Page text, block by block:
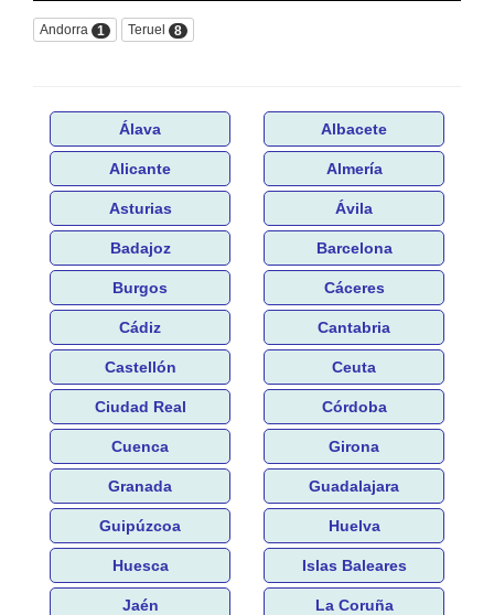
Andorra 1 Teruel 8
Álava Albacete
Alicante Almería
Asturias Ávila
Badajoz Barcelona
Burgos Cáceres
Cádiz Cantabria
Castellón Ceuta
Ciudad Real Córdoba
Cuenca Girona
Granada Guadalajara
Guipúzcoa Huelva
Huesca Islas Baleares
Jaén La Coruña